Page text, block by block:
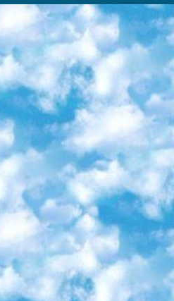
помогут вам обрести новые и освежить старые знания бесплатно. 1. «ИНТУИТ» Старейшая образовательная площадка Рунета. Здесь вы найдёте сотни текстовых и видеокурсов на десятки различных тем — от программирования до психологии. Многие курсы подготовлены российскими университетами и крупными международными компаниями вроде Intel и Microsoft. Самостоятельное обучение бесплатное, но желающие могут оплатить услуги персональных наставников. 2. «Смартия» знакомит с актуальными профессиями и подсказывает, как им обучаться. Выбрав заинтересовавшую вас специальность — SMM-специалист, фотограф, веб-дизайнер или другую, — увидите список необходимых для неё умений. Чтобы вы могли освоить их самостоятельно, для каждого умения площадка отображает подборку ссылок на учебные материалы. Хотя «Смартия» ориентируется на русскоязычную аудиторию, часть контента всё же доступна только на английском. 3. «Лекторий Физтеха» Проект Московского физико-технического института (Физтеха). С его помощью вы можете смотреть онлайн серии лекций, записанные на видео в этом вузе. В числе доступных предметов — физика, биология, химия, информационные технологии и другие. К некоторым лекциям администрация ресурса прилагает готовые конспекты, которые можно скачивать в PDF-формате. 4. ITMOcourses Онлайн-площадка Санкт-Петербургского национального исследовательского университета информационных технологий, механики и оптики (ИТМО). Ресурс предоставляет свободный доступ к курсам, разработанным в этом вузе. Каталог материалов разбит на четыре категории: «Оптические системы и технологии», «Приборостроение и робототехника», «Информационные технологии» и «Биотехнологии». Курсы состоят из видеолекций, интерактивных демонстраций и заданий. 5. «КиберЛенинка» Электронная научная библиотека открытого доступа. Каталог площадки регулярно обрастает текстами статей из различных научных изданий. Сгруппированные по журналам и рубрикам публикации можно читать онлайн или скачивать целиком в PDF-формате. Проект нацелен на популяризацию науки за счёт открытого доступа к качественной информации. 6. «ПостНаука» На этом ресурсе публикуют подборки видеолекций, составленные экспертами из разных отраслей и объединённые общими темами. Среди них, к примеру, есть серии «Биоинформатика и геномика», «Культура средневековой Скандинавии» и Cinema Studies о теории кино. Каждая подборка лекций — логически связанная история, рассказанная экспертом от первого лица. Кроме того, на сайте появляются научно-образовательные статьи и тесты на разные темы. 7. «Newочём» Команда проекта «Newочём» отбирает самые интересные тексты из англоязычных СМИ и переводит те из них, за которые голосуют участники сообщества «ВКонтакте». По большей части это научно-популярные статьи. Редакторы придумывают лишь заголовки, в остальном содержание переводов соответствует оригиналам. Полные тексты можно читать прямо в социальной сети. 8. InternetUrok Онлайн-база материалов по основным дисциплинам школьной программы. Информация на сайте структурирована по классам, предметам и темам (урокам). Каждый урок состоит из видеолекций и конспектов. Есть также интерактивные тренажёры и тесты для закрепления пройденного материала. Даже если вы давно окончили школу, возможность повторить программу старших классов всегда может пригодиться. 9. Edutainme Ещё один ресурс об образовании. В отличие от Newtonew, как мне кажется, Edutainme больше ориентируется на представителей индустрии: педагогов, предпринимателей, разработчиков образовательных проектов. Но и любой, кто просто стремится к саморазвитию, найдёт на сайте много полезного и интересного для себя. Например, информацию о новых курсах и образовательных сервисах. 10. Newtonew Онлайн-медиа об образовании и обучении в широком смысле. Авторы Newtonew пишут об инструментах, заведениях, тактиках и стратегиях, которые помогают учить других и получать новые знания самостоятельно. На этой площадке вы найдёте новости, обзоры, аналитические мат